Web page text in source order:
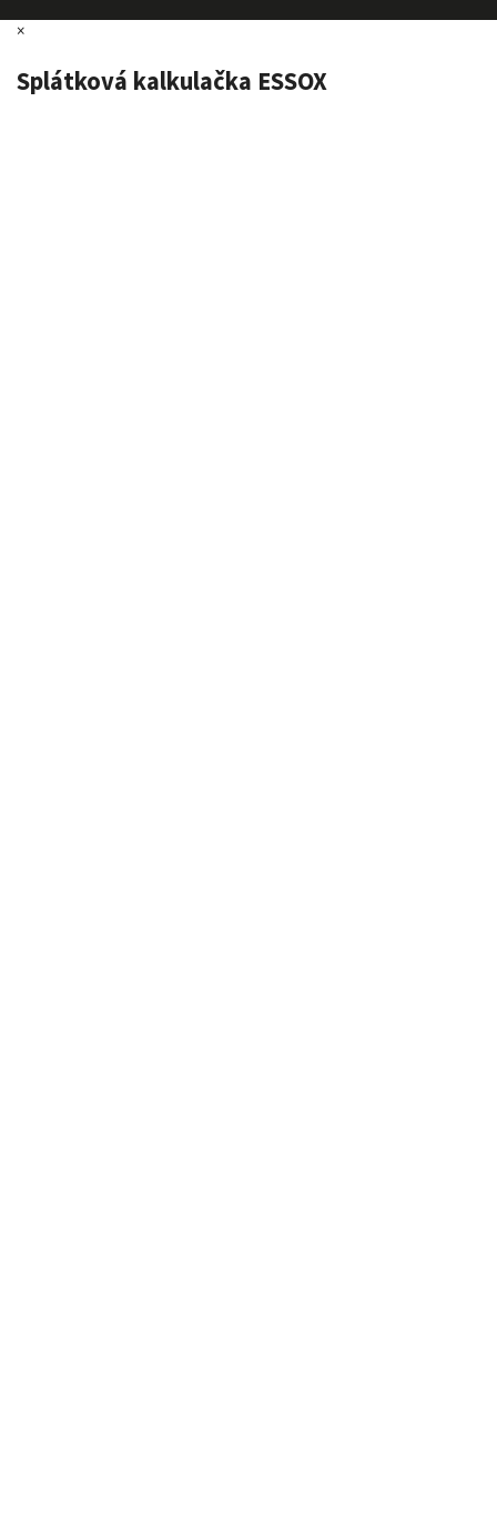
×
Splátková kalkulačka ESSOX